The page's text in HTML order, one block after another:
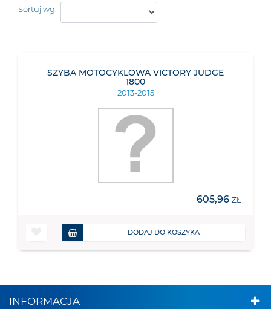
Sortuj wg:
SZYBA MOTOCYKLOWA VICTORY JUDGE
1800
2013-2015
605,96 ZŁ
DODAJ DO KOSZYKA
INFORMACJA